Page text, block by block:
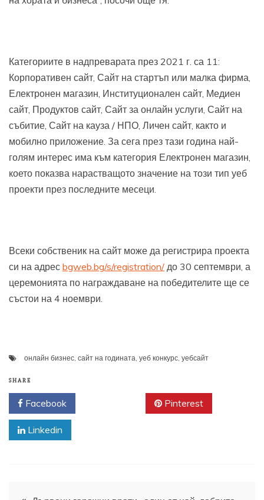
Категориите в надпреварата през 2021 г. са 11:
Корпоративен сайт, Сайт на стартъп или малка фирма,
Електронен магазин, Институционален сайт, Медиен
сайт, Продуктов сайт, Сайт за онлайн услуги, Сайт на
събитие, Сайт на кауза / НПО, Личен сайт, както и
мобилно приложение. За сега през тази година най-
голям интерес има към категория Електронен магазин,
което показва нарастващото значение на този тип уеб
проекти през последните месеци.
Всеки собственик на сайт може да регистрира проекта
си на адрес bgweb.bg/s/registration/ до 30 септември, а
церемонията по награждаване на победителите ще се
състои на 4 ноември.
онлайн бизнес сайт на годината уеб конкурс уебсайт
SHARE
Facebook Pinterest
Linkedin